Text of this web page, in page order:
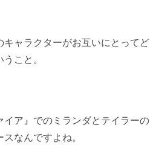
キャラクターがお互いにとってど
こと。
イア』でのミランダとテイラーの
なんですよね。